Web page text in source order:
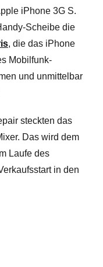
iPhone 3G S.
Scheibe die
, die das iPhone
Mobilfunk-
und unmittelbar
steckten das
Das wird dem
Laufe des
in den